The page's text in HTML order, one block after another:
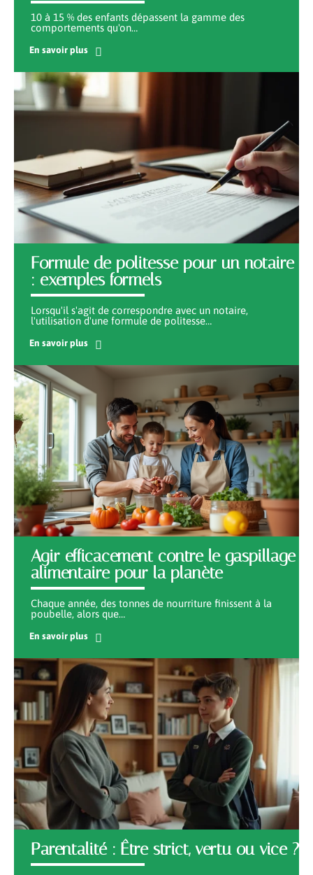
10 à 15 % des enfants dépassent la gamme des
comportements qu'on…
En savoir plus
Formule de politesse pour un notaire
: exemples formels
Lorsqu'il s'agit de correspondre avec un notaire,
l'utilisation d'une formule de politesse…
En savoir plus
Agir efficacement contre le gaspillage
alimentaire pour la planète
Chaque année, des tonnes de nourriture finissent à la
poubelle, alors que…
En savoir plus
Parentalité : Être strict, vertu ou vice ?